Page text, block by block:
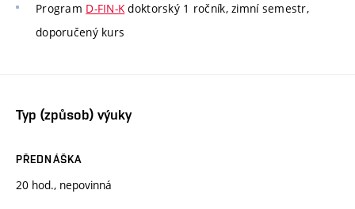
Program D-FIN-Kdoktorský 1 ročník, zimní semestr,
doporučený kurs
Typ (způsob) výuky
PŘEDNÁŠKA
20 hod., nepovinná